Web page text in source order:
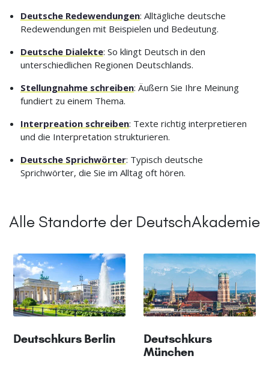
Deutsche Redewendungen: Alltägliche deutsche
Redewendungen mit Beispielen und Bedeutung.
Deutsche Dialekte: So klingt Deutsch in den
unterschiedlichen Regionen Deutschlands.
Stellungnahme schreiben: Äußern Sie Ihre Meinung
fundiert zu einem Thema.
Interpreation schreiben: Texte richtig interpretieren
und die Interpretation strukturieren.
Deutsche Sprichwörter: Typisch deutsche
Sprichwörter, die Sie im Alltag oft hören.
Alle Standorte der DeutschAkademie
Deutschkurs Berlin
Deutschkurs
München